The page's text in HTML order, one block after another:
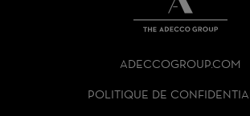
GROUP
HOMEPAGE
ADECCOGROUP.COM
POLITIQUE DE